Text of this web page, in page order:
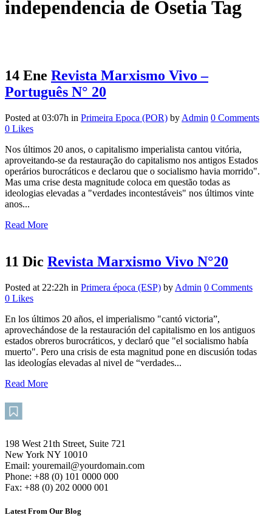
independencia de Osetia Tag
14 Ene Revista Marxismo Vivo –
Português N° 20
Posted at 03:07h in Primeira Epoca (POR) by Admin 0 Comments
0 Likes
Nos últimos 20 anos, o capitalismo imperialista cantou vitória,
aproveitando-se da restauração do capitalismo nos antigos Estados
operários burocráticos e declarou que o socialismo havia morrido".
Mas uma crise desta magnitude coloca em questão todas as
ideologias elevadas a "verdades incontestáveis" nos últimos vinte
anos...
Read More
11 Dic Revista Marxismo Vivo N°20
Posted at 22:22h in Primera época (ESP) by Admin 0 Comments
0 Likes
En los últimos 20 años, el imperialismo "cantó victoria”,
aprovechándose de la restauración del capitalismo en los antiguos
estados obreros burocráticos, y declaró que "el socialismo había
muerto". Pero una crisis de esta magnitud pone en discusión todas
las ideologías elevadas al nivel de “verdades...
Read More
198 West 21th Street, Suite 721
New York NY 10010
Email: youremail@yourdomain.com
Phone: +88 (0) 101 0000 000
Fax: +88 (0) 202 0000 001
Latest From Our Blog